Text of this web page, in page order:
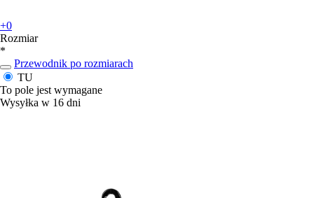
+0
Rozmiar
*
Przewodnik po rozmiarach
TU
To pole jest wymagane
Wysyłka w 16 dni